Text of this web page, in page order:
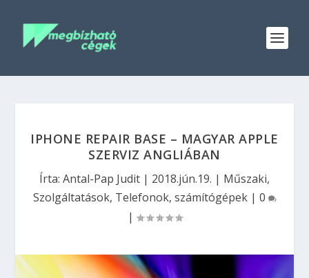
IPHONE REPAIR BASE – MAGYAR APPLE
SZERVIZ ANGLIÁBAN
Írta: Antal-Pap Judit | 2018.jún.19. | Műszaki,
Szolgáltatások, Telefonok, számítógépek| 0
|